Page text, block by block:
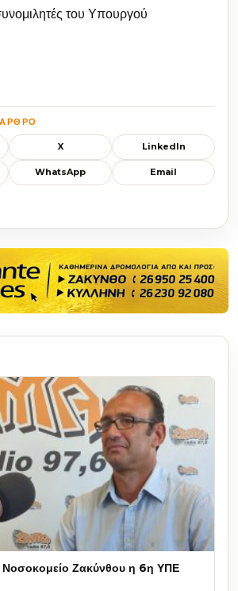
του Υπουργού
X LinkedIn
WhatsApp Email
Νοσοκομείο Ζακύνθου η 6η ΥΠΕ